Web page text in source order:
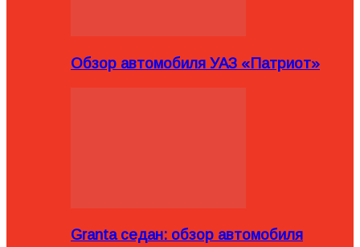
Обзор автомобиля УАЗ «Патриот»
Granta седан: обзор автомобиля